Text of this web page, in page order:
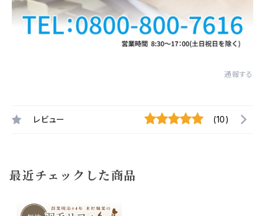
通報する
レビュー (10)
最近チェックした商品